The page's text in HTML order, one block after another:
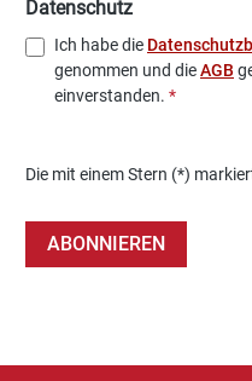
Datenschutz
Ich habe die
genommen und dieAGB
einverstanden. *
Die mit einem Stern (*)
ABONNIEREN